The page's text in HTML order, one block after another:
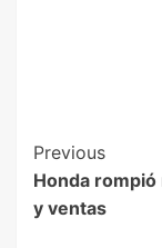
Previous
Honda
y ventas